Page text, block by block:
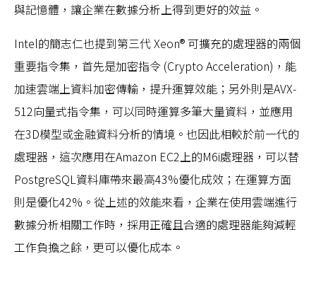
與記憶體，讓企業在數據分析上得到更好的效益。
Intel的簡志仁也提到第三代 Xeon® 可擴充的處理器的兩個
重要指令集，首先是加密指令 (Crypto Acceleration)，能
加速雲端上資料加密傳輸，提升運算效能；另外則是AVX-
512向量式指令集，可以同時運算多筆大量資料，並應用
在3D模型或金融資料分析的情境。也因此相較於前一代的
處理器，這次應用在Amazon EC2上的M6i處理器，可以替
PostgreSQL資料庫帶來最高43%優化成效；在運算方面
則是優化42%。從上述的效能來看，企業在使用雲端進行
數據分析相關工作時，採用正確且合適的處理器能夠減輕
工作負擔之餘，更可以優化成本。